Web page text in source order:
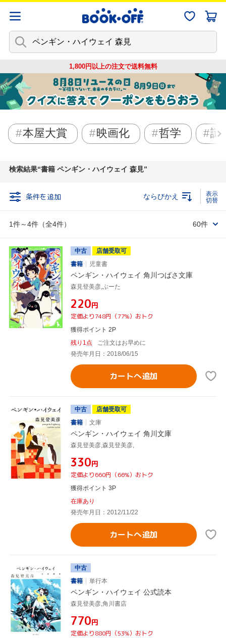
1,800円以上の注文で送料無料
本屋大賞 映画化 哲学 謎
検索結果 書籍 ペンギン・ハイウェイ 森見
条件を追加
1件～4件（全4件）
ならびかえ
60件
中古
店舗受取可
書籍
児童書
ペンギン・ハイウェイ 角川つばさ文庫
森見登美彦,ぶーた
¥220円
定価より748円（77%）おトク
獲得ポイント 2P
残り1点
ご注文はお早めに
発売年月日：2018/06/15
カートへ追加
中古
店舗受取可
書籍
文庫
ペンギン・ハイウェイ 角川文庫
森見登美彦,森見登美彦,
¥330円
定価より660円（66%）おトク
獲得ポイント 3P
在庫あり
発売年月日：2012/11/22
カートへ追加
中古
書籍
単行本
ペンギン・ハイウェイ 公式読本
森見登美彦,角川書店
¥770円
定価より880円（53%）おトク